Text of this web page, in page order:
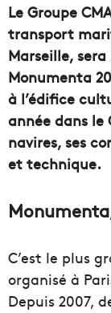
Le Groupe
transport
Marseille,
Monumenta
à l’édifice
année dans le
navires, ses
et technique.
C’est le plus
organisé à
Depuis 2007,